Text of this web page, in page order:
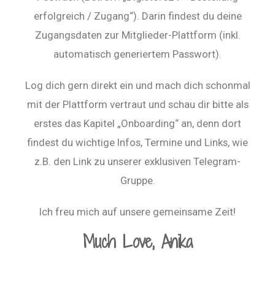
erfolgreich / Zugang“). Darin findest du deine
Zugangsdaten zur Mitglieder-Plattform (inkl.
automatisch generiertem Passwort).
Log dich gern direkt ein und mach dich schonmal
mit der Plattform vertraut und schau dir bitte als
erstes das Kapitel „Onboarding“ an, denn dort
findest du wichtige Infos, Termine und Links, wie
z.B. den Link zu unserer exklusiven Telegram-
Gruppe.
Ich freu mich auf unsere gemeinsame Zeit!
Much Love, Anika